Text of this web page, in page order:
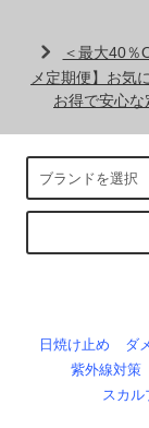
＜最大40％
メ定期便】お気
お得で安心
日焼け止め ダ
紫外線対策
スカル